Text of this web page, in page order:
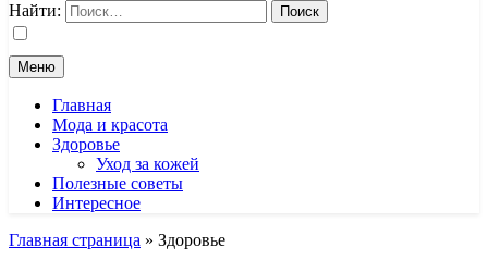
Найти:
Меню
Главная
Мода и красота
Здоровье
Уход за кожей
Полезные советы
Интересное
Главная страница » Здоровье